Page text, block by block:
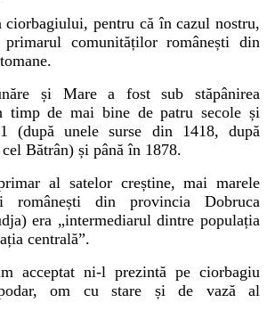
ciorbagiului, pentru că în cazul nostru,
primarul comunităților românești din
și Mare a fost sub stăpânirea
timp de mai bine de patru secole și
(după unele surse din 1418, după
Bătrân) și până în 1878.
al satelor creștine, mai marele
românești din provincia Dobruca
era „intermediarul dintre populația
centrală”.
acceptat ni-l prezintă pe ciorbagiu
om cu stare și de vază al